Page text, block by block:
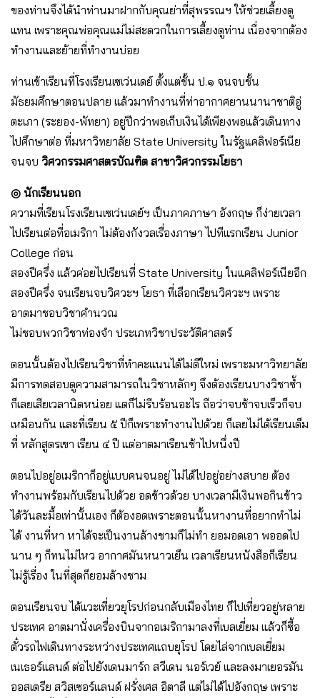
ของท่านจึงได้นำท่านมาฝากกับคุณย่าที่สุพรรณฯ ให้ช่วยเลี้ยงดู
แทน เพราะคุณพ่อคุณแม่ไม่สะดวกในการเลี้ยงดูท่าน เนื่องจากต้อง
ทำงานและย้ายที่ทำงานบ่อย
ท่านเข้าเรียนที่โรงเรียนเซเว่นเดย์ ตั้งแต่ชั้น ป.๑ จนจบชั้น
มัธยมศึกษาตอนปลาย แล้วมาทำงานที่ท่าอากาศยานนานาชาติอู่
ตะเภา (ระยอง-พัทยา) อยู่ปีกว่าพอเก็บเงินได้เพียงพอแล้วเดินทาง
ไปศึกษาต่อ ที่มหาวิทยาลัย State University ในรัฐแคลิฟอร์เนีย
จนจบ วิศวกรรมศาสตรบัณฑิต สาขาวิศวกรรมโยธา
◎ นักเรียนนอก
ความที่เรียนโรงเรียนเซเว่นเดย์ฯ เป็นภาคภาษา อังกฤษ ก็ง่ายเวลา
ไปเรียนต่อที่อเมริกา ไม่ต้องกังวลเรื่องภาษา ไปทีแรกเรียน Junior
College ก่อน
สองปีครึ่ง แล้วค่อยไปเรียนที่ State University ในแคลิฟอร์เนียอีก
สองปีครึ่ง จนเรียนจบวิศวะฯ โยธา ที่เลือกเรียนวิศวะฯ เพราะ
อาตมาชอบวิชาคำนวณ
ไม่ชอบพวกวิชาท่องจำ ประเภทวิชาประวัติศาสตร์
ตอนนั้นต้องไปเรียนวิชาที่ทำคะแนนได้ไม่ดีใหม่ เพราะมหาวิทยาลัย
มีการทดสอบดูความสามารถในวิชาหลักๆ จึงต้องเรียนบางวิชาซ้ำ
ก็เลยเสียเวลานิดหน่อย แตก็ไม่รีบร้อนอะไร ถือว่าจบช้าจบเร็วก็จบ
เหมือนกัน และที่เรียน ๕ ปีก็เพราะทำงานไปด้วย ก็เลยไม่ได้เรียนเต็ม
ที่ หลักสูตรเขา เรียน ๔ ปี แต่อาตมาเรียนช้าไปหนึ่งปี
ตอนไปอยู่อเมริกาก็อยู่แบบคนจนอยู่ ไม่ได้ไปอยู่อย่างสบาย ต้อง
ทำงานพร้อมกับเรียนไปด้วย อดข้าวด้วย บางเวลามีเงินพอกินข้าว
ได้วันละมื้อเท่านั้นเอง ก็ต้องอดเพราะตอนนั้นหางานที่อยากทำไม่
ได้ งานที่หา หาได้จะเป็นงานล้างชามก็ไม่ทำ ยอมอดเอา พออดไป
นาน ๆ ก็ทนไม่ไหว อากาศมันหนาวเย็น เวลาเรียนหนังสือก็เรียน
ไม่รู้เรื่อง ในที่สุดก็ยอมล้างชาม
ตอนเรียนจบ ได้แวะเที่ยวยุโรปก่อนกลับเมืองไทย ก็ไปเที่ยวอยู่หลาย
ประเทศ อาตมานั่งเครื่องบินจากอเมริกามาลงที่เบลเยี่ยม แล้วก็ซื้อ
ตั๋วรถไฟเดินทางระหว่างประเทศแถบยุโรป โดยไล่จากเบลเยี่ยม
เนเธอร์แลนด์ ต่อไปยังเดนมาร์ก สวีเดน นอร์เวย์ และลงมาเยอรมัน
ออสเตรีย สวิสเซอร์แลนด์ ฝรั่งเศส อิตาลี แต่ไม่ได้ไปอังกฤษ เพราะ